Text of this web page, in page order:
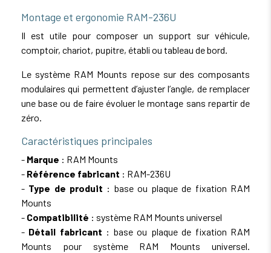
Montage et ergonomie RAM-236U
Il est utile pour composer un support sur véhicule,
comptoir, chariot, pupitre, établi ou tableau de bord.
Le système RAM Mounts repose sur des composants
modulaires qui permettent d’ajuster l’angle, de remplacer
une base ou de faire évoluer le montage sans repartir de
zéro.
Caractéristiques principales
- Marque : RAM Mounts
- Référence fabricant : RAM-236U
- Type de produit : base ou plaque de fixation RAM
Mounts
- Compatibilité : système RAM Mounts universel
- Détail fabricant : base ou plaque de fixation RAM
Mounts pour système RAM Mounts universel.